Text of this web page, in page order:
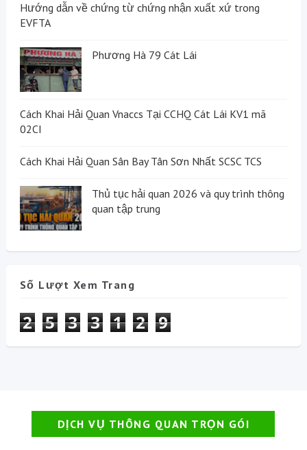
Hướng dẫn về chứng từ chứng nhận xuất xứ trong
EVFTA
Phương Hà 79 Cát Lái
Cách Khai Hải Quan Vnaccs Tại CCHQ Cát Lái KV1 mã
02CI
Cách Khai Hải Quan Sân Bay Tân Sơn Nhất SCSC TCS
Thủ tục hải quan 2026 và quy trình thông
quan tập trung
Số Lượt Xem Trang
2 5 3 3 1 2 9
DỊCH VỤ THÔNG QUAN TRỌN GÓI